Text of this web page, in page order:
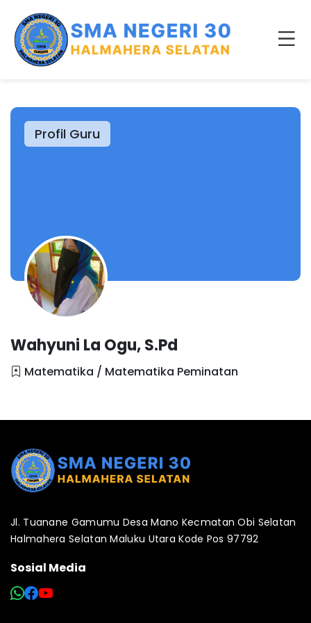
Profil Guru
Wahyuni La Ogu, S.Pd
Matematika / Matematika Peminatan
Jl. Tuanane Gamumu Desa Mano Kecmatan Obi Selatan
Halmahera Selatan Maluku Utara Kode Pos 97792
Sosial Media